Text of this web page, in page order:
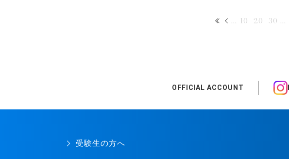
... 10 20 30 ...
OFFICIAL ACCOUNT
受験生の方へ